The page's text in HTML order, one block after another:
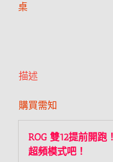
桌
描述
購買需知
ROG 雙12提前開
超頻模式吧！